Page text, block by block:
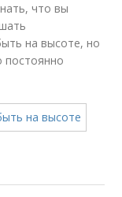
что вы
на высоте, но
постоянно